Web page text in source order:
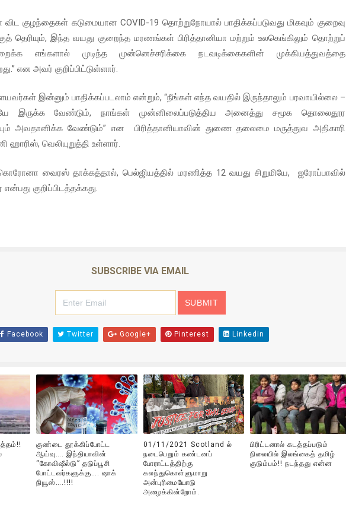
குழந்தைகள் கடுமையான COVID-19 தொற்றுநோயால் பாதிக்கப்படுவது மிகவும் குறைவு
தெரியும், இந்த வயது குறைந்த மரணங்கள் பிரித்தானியா மற்றும் உலகெங்கிலும் தொற்றுப்
எங்களால் முடிந்த முன்னெச்சரிக்கை நடவடிக்கைகளின் முக்கியத்துவத்தை
என அவர் குறிப்பிட்டுள்ளார்.
இன்னும் பாதிக்கப்படலாம் என்றும், “நீங்கள் எந்த வயதில் இருந்தாலும் பரவாயில்லை –
இருக்க வேண்டும், நாங்கள் முன்னிலைப்படுத்திய அனைத்து சமூக தொலைதூர
அவதானிக்க வேண்டும்” என பிரித்தானியாவின் துணை தலைமை மருத்துவ அதிகாரி
வெலியுறுத்தி உள்ளார்.
வைரஸ் தாக்கத்தால், பெல்ஜியத்தில் மரணித்த 12 வயது சிறுமியே, ஐரோப்பாவில்
குறிப்பிடத்தக்கது.
SUBSCRIBE VIA EMAIL
Facebook Twitter Google+ Pinterest Linkedin
குண்டை தூக்கிப்போட்ட
ஆய்வு…. இந்தியாவின்
“கோவிஷீல்டு” தடுப்பூசி
போட்டவர்களுக்கு…. ஷாக்
நியூஸ்….!!!!
01/11/2021 Scotland ல்
நடைபெறும் கண்டனப்
போராட்டத்திற்கு
கலந்துகொள்ளுமாறு
அன்புரிமையோடு
அழைக்கின்றோம்.
பிரிட்டனால் கடத்தப்படும்
நிலையில் இலங்கைத் தமிழ்
குடும்பம்!! நடந்தது என்ன